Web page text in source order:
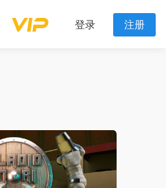
登录 注册